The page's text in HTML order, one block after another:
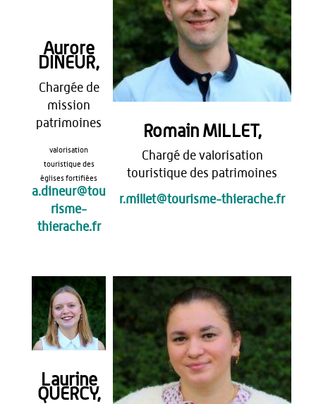
Aurore
DINEUR,
Chargée de
mission
patrimoines
valorisation
touristique des
églises fortifiées
a.dineur@tou
risme-
thierache.fr
Romain MILLET,
Chargé de valorisation
touristique des patrimoines
r.millet@tourisme-thierache.fr
Laurine
QUERCY,